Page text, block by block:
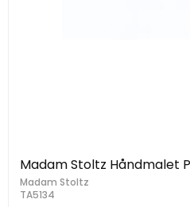
Madam Stoltz Håndmalet
Madam Stoltz
TA5134